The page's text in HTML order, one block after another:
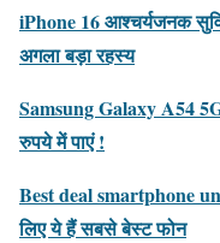
iPhone 16 आश्चर्यजनक
अगला बड़ा रहस्य
Samsung Galaxy A54
रुपये में पाएं !
Best deal smartphone
लिए ये हैं सबसे बेस्ट फोन